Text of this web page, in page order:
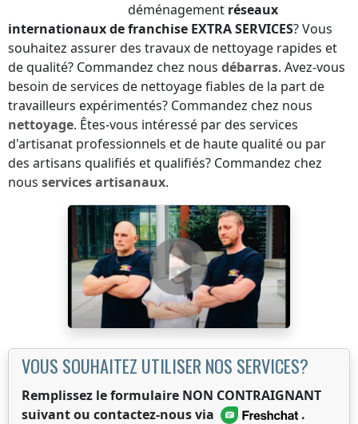
déménagement réseaux
internationaux de franchise EXTRA SERVICES? Vous
souhaitez assurer des travaux de nettoyage rapides et
de qualité? Commandez chez nous débarras. Avez-vous
besoin de services de nettoyage fiables de la part de
travailleurs expérimentés? Commandez chez nous
nettoyage. Êtes-vous intéressé par des services
d'artisanat professionnels et de haute qualité ou par
des artisans qualifiés et qualifiés? Commandez chez
nous services artisanaux.
VOUS SOUHAITEZ UTILISER NOS SERVICES?
Remplissez le formulaire NON CONTRAIGNANT
suivant ou contactez-nous via
.